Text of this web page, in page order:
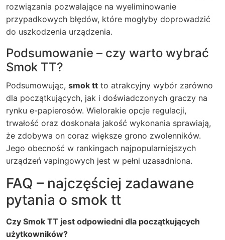
rozwiązania pozwalające na wyeliminowanie
przypadkowych błędów, które mogłyby doprowadzić
do uszkodzenia urządzenia.
Podsumowanie – czy warto wybrać
Smok TT?
Podsumowując, smok tt to atrakcyjny wybór zarówno
dla początkujących, jak i doświadczonych graczy na
rynku e-papierosów. Wielorakie opcje regulacji,
trwałość oraz doskonała jakość wykonania sprawiają,
że zdobywa on coraz większe grono zwolenników.
Jego obecność w rankingach najpopularniejszych
urządzeń vapingowych jest w pełni uzasadniona.
FAQ – najczęściej zadawane
pytania o smok tt
Czy Smok TT jest odpowiedni dla początkujących
użytkowników?